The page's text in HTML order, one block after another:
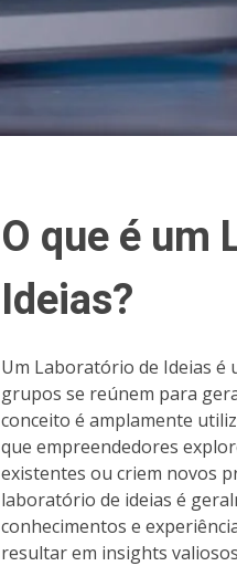
O que é um
Ideias?
Um Laboratório de Ideias é
grupos se reúnem para
conceito é amplamente
que empreendedores
existentes ou criem novos
laboratório de ideias é
conhecimentos e
resultar em insights